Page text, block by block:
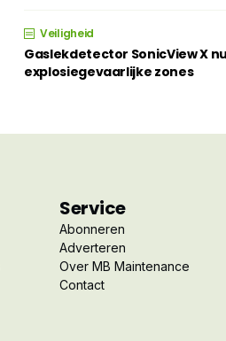
Veiligheid
Gaslekdetector SonicView X
explosiegevaarlijke zones
Service
Abonneren
Adverteren
Over MB Maintenance
Contact